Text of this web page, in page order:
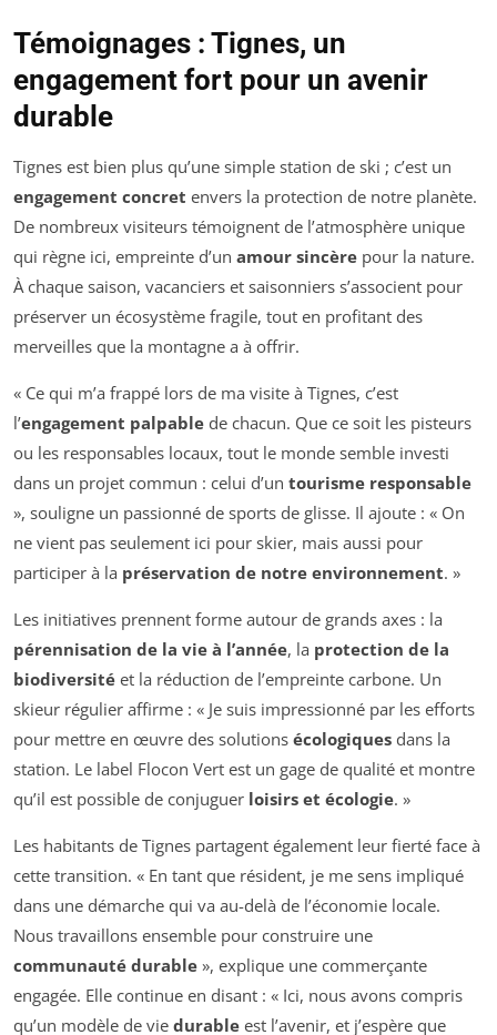
Témoignages : Tignes, un
engagement fort pour un avenir
durable
Tignes est bien plus qu’une simple station de ski ; c’est un
engagement concret envers la protection de notre planète.
De nombreux visiteurs témoignent de l’atmosphère unique
qui règne ici, empreinte d’un amour sincère pour la nature.
À chaque saison, vacanciers et saisonniers s’associent pour
préserver un écosystème fragile, tout en profitant des
merveilles que la montagne a à offrir.
« Ce qui m’a frappé lors de ma visite à Tignes, c’est
l’engagement palpable de chacun. Que ce soit les pisteurs
ou les responsables locaux, tout le monde semble investi
dans un projet commun : celui d’un tourisme responsable
», souligne un passionné de sports de glisse. Il ajoute : « On
ne vient pas seulement ici pour skier, mais aussi pour
participer à la préservation de notre environnement. »
Les initiatives prennent forme autour de grands axes : la
pérennisation de la vie à l’année, la protection de la
biodiversité et la réduction de l’empreinte carbone. Un
skieur régulier affirme : « Je suis impressionné par les efforts
pour mettre en œuvre des solutions écologiques dans la
station. Le label Flocon Vert est un gage de qualité et montre
qu’il est possible de conjuguer loisirs et écologie. »
Les habitants de Tignes partagent également leur fierté face à
cette transition. « En tant que résident, je me sens impliqué
dans une démarche qui va au-delà de l’économie locale.
Nous travaillons ensemble pour construire une
communauté durable », explique une commerçante
engagée. Elle continue en disant : « Ici, nous avons compris
qu’un modèle de vie durable est l’avenir, et j’espère que